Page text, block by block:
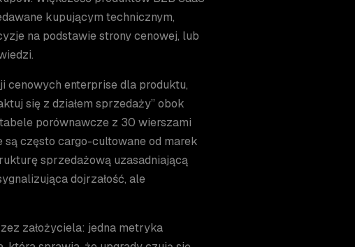
kupującym technicznym,
na podstawie strony cenowej, lub
cenowych enterprise dla produktu,
się z działem sprzedaży” obok
porównawcze z 30 wierszami
często cargo-cultowane od marek
sprzedażową uzasadniającą
dojrzałość, ale
założyciela: jedna metryka